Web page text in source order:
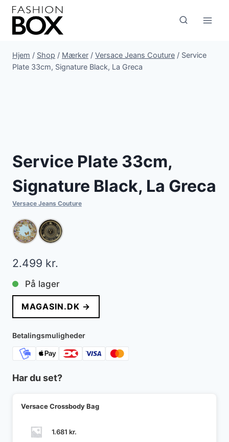
Fortsæt
indhold
Hjem / Shop / Mærker / Versace Jeans Couture / Service
Plate 33cm, Signature Black, La Greca
Service Plate 33cm,
Signature Black, La Greca
Versace Jeans Couture
2.499 kr.
På lager
MAGASIN.DK →
Betalingsmuligheder
Har du set?
Versace Crossbody Bag
1.681 kr.